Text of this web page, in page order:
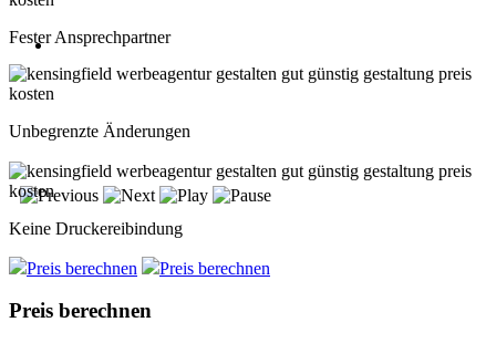
Beratung oder Rückruf anfordern
Montag-Freitag 10:00-18:00 Uhr
Fester Ansprechpartner
Unbegrenzte Änderungen
Keine Druckereibindung
Preis berechnen Preis berechnen
Preis berechnen